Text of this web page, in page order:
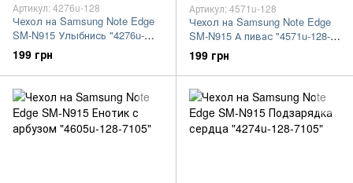
Артикул: 4276u-128
Чехол на Samsung Note Edge
SM-N915 Улыбнись "4276u-
128-7105"
199 грн
Артикул: 4571u-128
Чехол на Samsung Note Edge
SM-N915 А пивас "4571u-128-
7105"
199 грн